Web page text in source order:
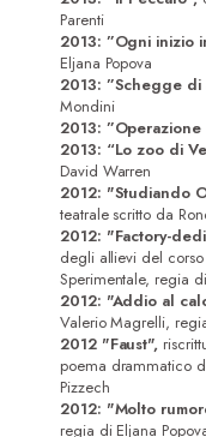
Parenti
2013: ”Ogni inizio
Eljana Popova
2013: ”Schegge di
Mondini
2013: ”Operazione
2013: “Lo zoo di
David Warren
2012: "Studiando
teatrale scritto da
2012: "Factory-
degli allievi del
Sperimentale, regia
2012: "Addio al
Valerio Magrelli,
2012 "Faust",
poema drammatico
Pizzech
2012: "Molto
regia di Eljana